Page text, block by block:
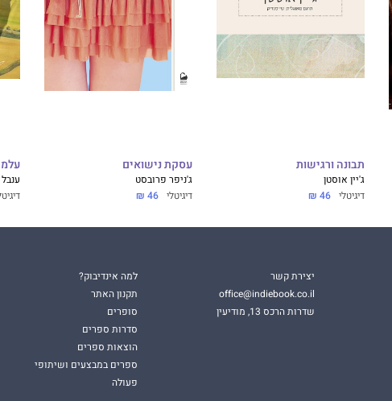
תבונה ורגישות
ג'יין אוסטן
דיגיטלי 46 ₪
עסקת נישואים
ג'ניפר פרובסט
דיגיטלי 46 ₪
ענבל
יצירת קשר
office@indiebook.co.il
שדרות הרכס 13, מודיעין
למה אינדיבוק?
תקנון האתר
סופרים
סדרות ספרים
הוצאות ספרים
ספרים במבצעים ושיתופי
פעולה